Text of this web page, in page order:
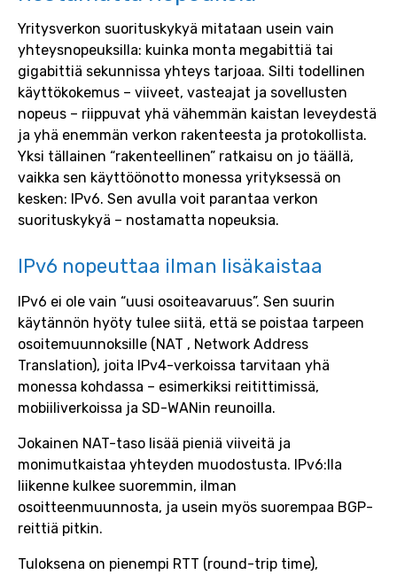
Yritysverkon suorituskykyä mitataan usein vain
yhteysnopeuksilla: kuinka monta megabittiä tai
gigabittiä sekunnissa yhteys tarjoaa. Silti todellinen
käyttökokemus – viiveet, vasteajat ja sovellusten
nopeus – riippuvat yhä vähemmän kaistan leveydestä
ja yhä enemmän verkon rakenteesta ja protokollista.
Yksi tällainen “rakenteellinen” ratkaisu on jo täällä,
vaikka sen käyttöönotto monessa yrityksessä on
kesken: IPv6. Sen avulla voit parantaa verkon
suorituskykyä – nostamatta nopeuksia.
IPv6 nopeuttaa ilman lisäkaistaa
IPv6 ei ole vain “uusi osoiteavaruus”. Sen suurin
käytännön hyöty tulee siitä, että se poistaa tarpeen
osoitemuunnoksille (NAT , Network Address
Translation), joita IPv4-verkoissa tarvitaan yhä
monessa kohdassa – esimerkiksi reitittimissä,
mobiiliverkoissa ja SD-WANin reunoilla.
Jokainen NAT-taso lisää pieniä viiveitä ja
monimutkaistaa yhteyden muodostusta. IPv6:lla
liikenne kulkee suoremmin, ilman
osoitteenmuunnosta, ja usein myös suorempaa BGP-
reittiä pitkin.
Tuloksena on pienempi RTT (round-trip time),